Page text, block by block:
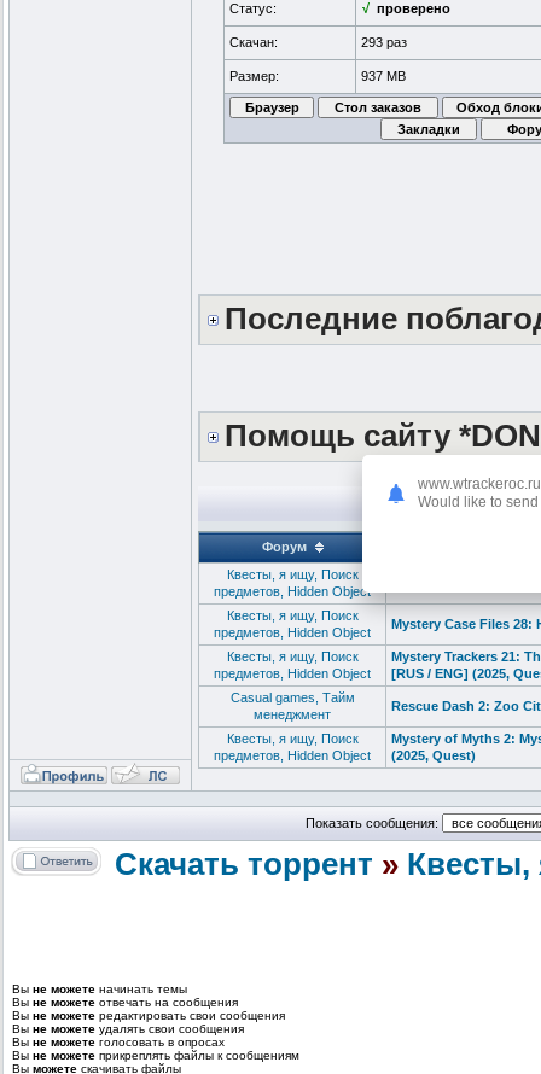
Статус: √ проверено
Скачан: 293 раз
Размер: 937 MB
Последние
Помощь сайту
Форум
Квесты, я ищу, Поиск
предметов, Hidden Object
Квесты, я ищу, Поиск
предметов, Hidden Object
Mystery Case Files
Квесты, я ищу, Поиск
предметов, Hidden Object
Mystery Trackers 21:
[RUS / ENG] (2025,
Сasual games, Тайм
менеджмент
Rescue Dash 2: Zoo
Квесты, я ищу, Поиск
предметов, Hidden Object
Mystery of Myths 2:
(2025, Quest)
Показать сообщения:
Скачать торрент » Квесты,
Вы не можете начинать темы
Вы не можете отвечать на сообщения
Вы не можете редактировать свои сообщения
Вы не можете удалять свои сообщения
Вы не можете голосовать в опросах
Вы не можете прикреплять файлы к сообщениям
Вы можете скачивать файлы
www.wtrackeroc.ru
Would like to